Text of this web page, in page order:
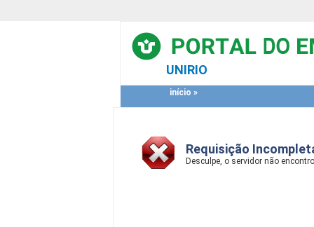
UNIRIO
início »
Requisição
Desculpe, o servidor não